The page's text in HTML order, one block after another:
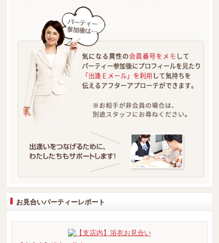
お見合いパーティーレポート